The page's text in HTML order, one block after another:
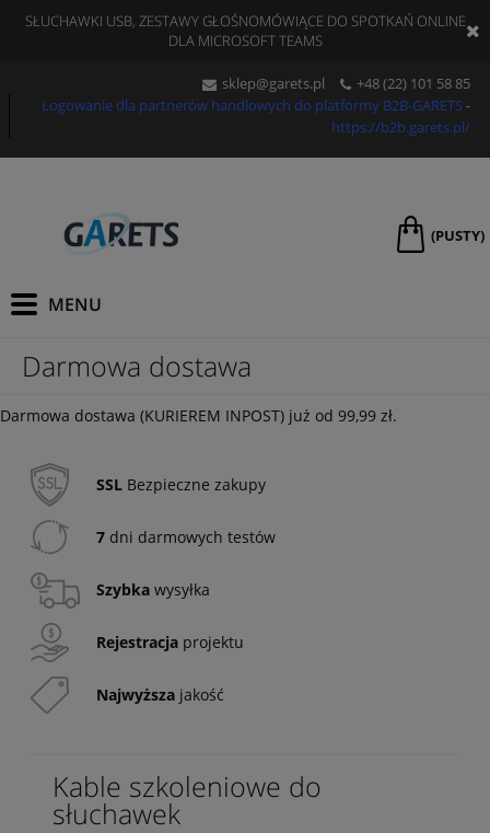
SŁUCHAWKI USB, ZESTAWY GŁOŚNOMÓWIĄCE DO SPOTKAŃ ONLINE
DLA MICROSOFT TEAMS
sklep@garets.pl +48 (22) 101 58 85
Logowanie dla partnerów handlowych do platformy B2B-GARETS-
https://b2b.garets.pl/
(PUSTY)
Darmowa dostawa
Darmowa dostawa (KURIEREM INPOST) już od 99,99 zł.
SSL Bezpieczne zakupy
7 dni darmowych testów
Szybka wysyłka
Rejestracja projektu
Najwyższa jakość
Kable szkoleniowe do
słuchawek